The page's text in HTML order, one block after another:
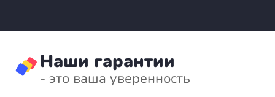
Наши гарантии
- это ваша уверенность